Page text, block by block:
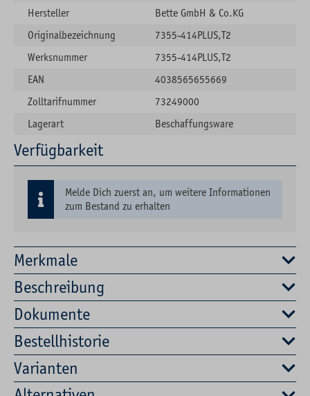
Merkmale
Beschreibung
Dokumente
Bestellhistorie
Varianten
Hersteller
Bette GmbH & Co.KG
Originalbezeichnung
7355-414PLUS,T2
Werksnummer
7355-414PLUS,T2
EAN
4038565655669
Zolltarifnummer
73249000
Lagerart
Beschaffungsware
Verfügbarkeit
Melde Dich zuerst an, um weitere Informationen
zum Bestand zu erhalten